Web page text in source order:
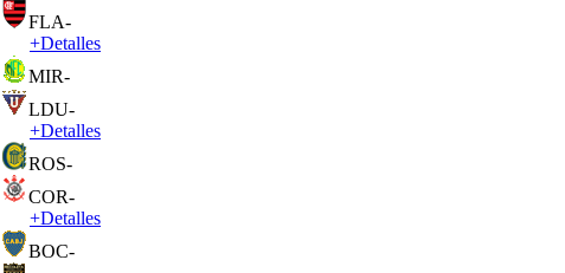
FLA-
+Detalles
MIR-
LDU-
+Detalles
ROS-
COR-
+Detalles
BOC-